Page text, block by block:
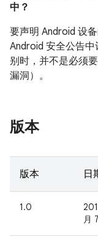
中？
要声明 Android 设
Android 安全公告
别时，并不是必须
漏洞）。
版本
版本 日
1.0
月